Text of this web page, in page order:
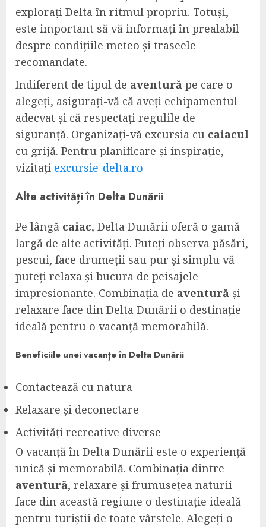
explorați Delta în ritmul propriu. Totuși,
este important să vă informați în prealabil
despre condițiile meteo și traseele
recomandate.
Indiferent de tipul de aventură pe care o
alegeți, asigurați-vă că aveți echipamentul
adecvat și că respectați regulile de
siguranță. Organizați-vă excursia cu caiacul
cu grijă. Pentru planificare și inspirație,
vizitați excursie-delta.ro
Alte activități în Delta Dunării
Pe lângă caiac, Delta Dunării oferă o gamă
largă de alte activități. Puteți observa păsări,
pescui, face drumeții sau pur și simplu vă
puteți relaxa și bucura de peisajele
impresionante. Combinația de aventură și
relaxare face din Delta Dunării o destinație
ideală pentru o vacanță memorabilă.
Beneficiile unei vacanțe în Delta Dunării
Contactează cu natura
Relaxare și deconectare
Activități recreative diverse
O vacanță în Delta Dunării este o experiență
unică și memorabilă. Combinația dintre
aventură, relaxare și frumusețea naturii
face din această regiune o destinație ideală
pentru turiștii de toate vârstele. Alegeți o